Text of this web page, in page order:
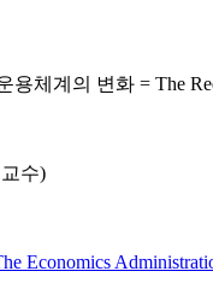
체계의 변화 = The
수)
Economics